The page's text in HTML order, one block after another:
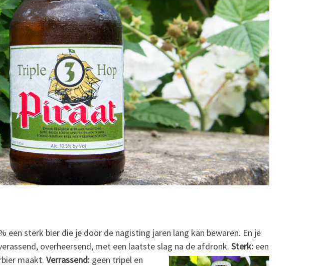
sterk bier die je door de nagisting jaren lang kan bewaren. En je
overheersend, met een laatste slag na de afdronk. Sterk: een
maakt. Verrassend: geen tripel en